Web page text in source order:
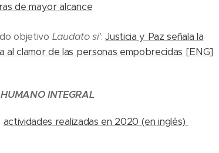
de mayor alcance
objetivo Laudato si':Justicia y Paz señala la
al clamor de las personas empobrecidas [ENG]
INTEGRAL
actividades realizadas en 2020 (en inglés)